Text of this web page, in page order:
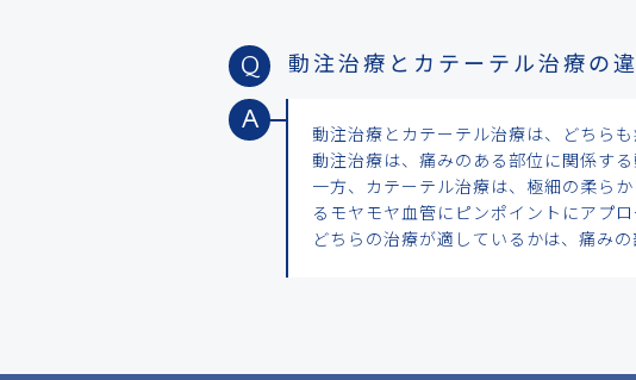
Q 動注治療とカテーテル治療の
A
動注治療とカテーテル治療は、どちら
動注治療は、痛みのある部位に関係す
一方、カテーテル治療は、極細の柔ら
るモヤモヤ血管にピンポイントにアプロ
どちらの治療が適しているかは、痛み